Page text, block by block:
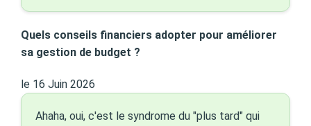
Quels conseils financiers adopter pour améliorer
sa gestion de budget ?
le 16 Juin 2026
Ahaha, oui, c'est le syndrome du "plus tard" qui